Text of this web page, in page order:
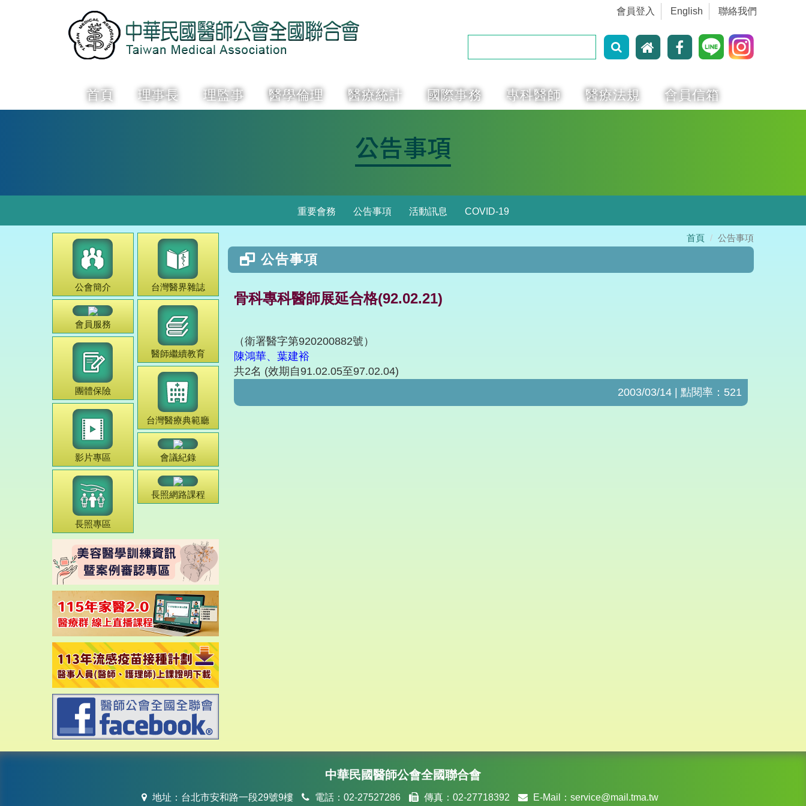
會員登入 English 聯絡我們
首頁 理事長 理監事 醫學倫理 醫療統計 國際事務 專科醫師 醫療法規 會員信箱
公告事項
重要會務 公告事項 活動訊息 COVID-19
公會簡介 台灣醫界雜誌
會員服務
醫師繼續教育
團體保險
台灣醫療典範廳
影片專區 會議紀錄
長照專區
長照網路課程
首頁 公告事項
公告事項
骨科專科醫師展延合格(92.02.21)
（衛署醫字第920200882號）
陳鴻華、葉建裕
共2名 (效期自91.02.05至97.02.04)
2003/03/14 | 點閱率：521
中華民國醫師公會全國聯合會
地址：台北市安和路一段29號9樓 電話：02-27527286 傳真：02-27718392 E-Mail： service@mail.tma.tw